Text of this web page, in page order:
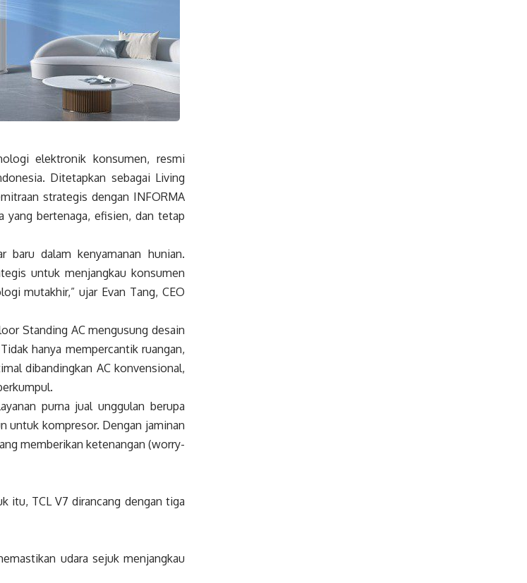
elektronik konsumen, resmi
Ditetapkan sebagai Living
strategis dengan INFORMA
yang bertenaga, efisien, dan tetap
baru dalam kenyamanan hunian.
untuk menjangkau konsumen
mutakhir,” ujar Evan Tang, CEO
Standing AC mengusung desain
hanya mempercantik ruangan,
dibandingkan AC konvensional,
purna jual unggulan berupa
untuk kompresor. Dengan jaminan
memberikan ketenangan (worry-
itu, TCL V7 dirancang dengan tiga
udara sejuk menjangkau